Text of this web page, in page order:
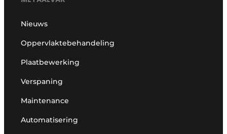
Nieuws
Oppervlaktebehandeling
Plaatbewerking
Verspaning
Maintenance
Automatisering